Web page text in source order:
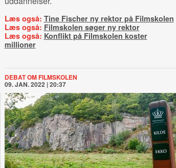
Læs også: Tine Fischer ny rektor på Filmskolen
Læs også: Filmskolen søger ny rektor
Læs også: Konflikt på Filmskolen koster
millioner
DEBAT OM FILMSKOLEN
09. JAN. 2022 | 20:37